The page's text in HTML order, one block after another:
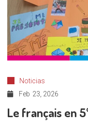
Noticias
Feb 23, 2026
Le français en